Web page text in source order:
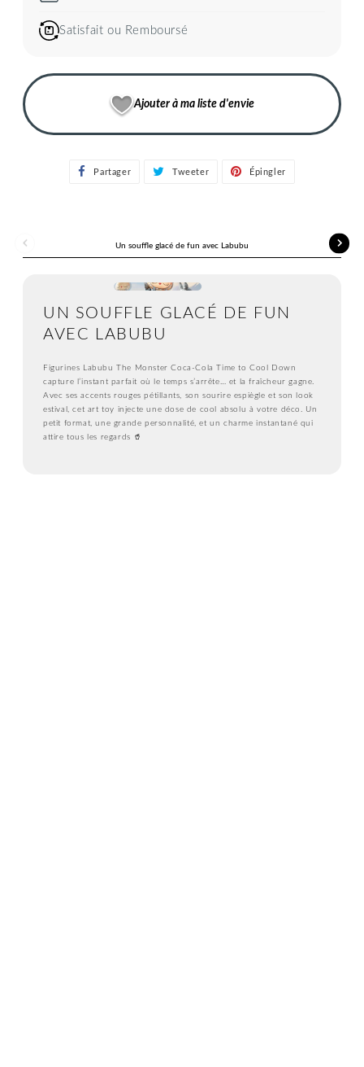
Satisfait ou Remboursé
Ajouter à ma liste d'envie
Partager PartagerTweeter TweeterÉpingler
Un souffle glacé de fun avec Labubu
UN SOUFFLE GLACÉ DE FUN
AVEC LABUBU
Figurines Labubu The Monster Coca-Cola Time to Cool Down
capture l’instant parfait où le temps s’arrête… et la fraîcheur gagne.
Avec ses accents rouges pétillants, son sourire espiègle et son look
estival, cet art toy injecte une dose de cool absolu à votre déco. Un
petit format, une grande personnalité, et un charme instantané qui
attire tous les regards 🥤